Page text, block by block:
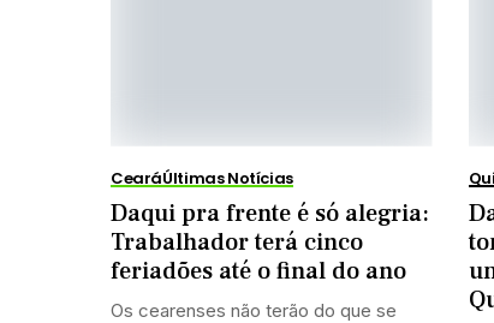
CearáÚltimas Notícias
Daqui pra frente é só alegria:
Trabalhador terá cinco
feriadões até o final do ano
Os cearenses não terão do que se